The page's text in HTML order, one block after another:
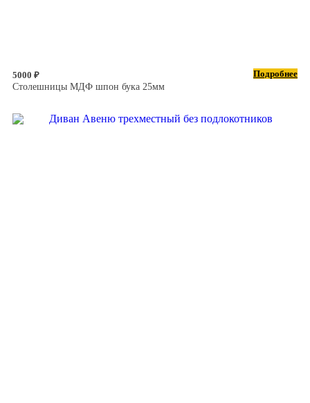
5000 ₽
Подробнее
Столешницы МДФ шпон бука 25мм